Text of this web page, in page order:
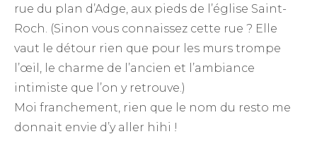
rue du plan d’Adge, aux pieds de l’église Saint-
Roch. (Sinon vous connaissez cette rue ? Elle
vaut le détour rien que pour les murs trompe
l’œil, le charme de l’ancien et l’ambiance
intimiste que l’on y retrouve.)
Moi franchement, rien que le nom du resto me
donnait envie d’y aller hihi !